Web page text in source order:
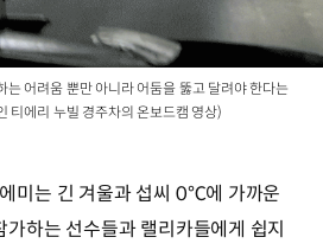
는 어려움 뿐만 아니라 어둠을 뚫고 달려야 한다는
티에리 누빌 경주차의 온보드캠 영상)
미는 긴 겨울과 섭씨 0℃에 가까운
하는 선수들과 랠리카들에게 쉽지